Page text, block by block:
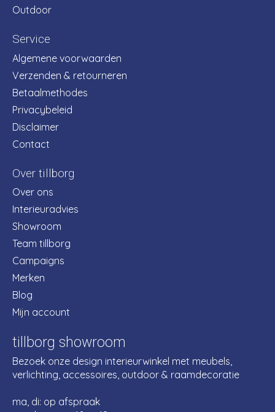
Outdoor
Service
Algemene voorwaarden
Verzenden & retourneren
Betaalmethodes
Privacybeleid
Disclaimer
Contact
Over tillborg
Over ons
Interieuradvies
Showroom
Team tillborg
Campaigns
Merken
Blog
Mijn account
tillborg showroom
Bezoek onze design interieurwinkel met meubels,
verlichting, accessoires, outdoor & raamdecoratie
ma, di: op afspraak